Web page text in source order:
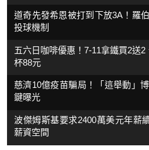
道奇先發希恩被打到下放3A！羅
投球機制
五六日咖啡優惠！7-11拿鐵買2送
杯88元
慈濟10億疫苗騙局！「這舉動」
鍵曝光
波傑姆斯基要求2400萬美元年
薪資空間